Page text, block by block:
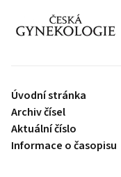
proLékaře.cz
Úvodní stránka
Archiv čísel
Aktuální číslo
Informace o časopisu